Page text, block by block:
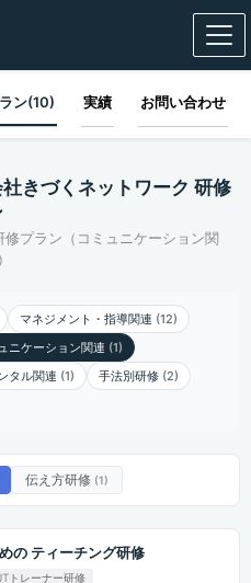
ン(10) 実績 お問い合わせ
きづくネットワーク 研修
修プラン（コミュニケーション関
マネジメント・指導関連 (12)
ニケーション関連 (1)
タル関連 (1) 手法別研修 (2)
伝え方研修 (1)
の ティーチング研修
トレーナー研修